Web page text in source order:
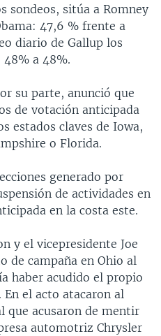
sondeos, sitúa a Romney
47,6 % frente a
diario de Gallup los
a 48%.
su parte, anunció que
de votación anticipada
estados claves de Iowa,
o Florida.
generado por
de actividades en
en la costa este.
y el vicepresidente Joe
de campaña en Ohio al
haber acudido el propio
En el acto atacaron al
que acusaron de mentir
automotriz Chrysler